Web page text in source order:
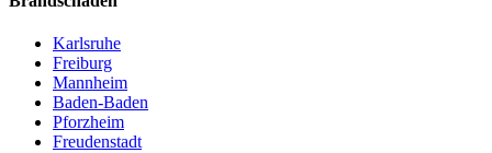
Karlsruhe
Freiburg
Mannheim
Baden-Baden
Pforzheim
Freudenstadt